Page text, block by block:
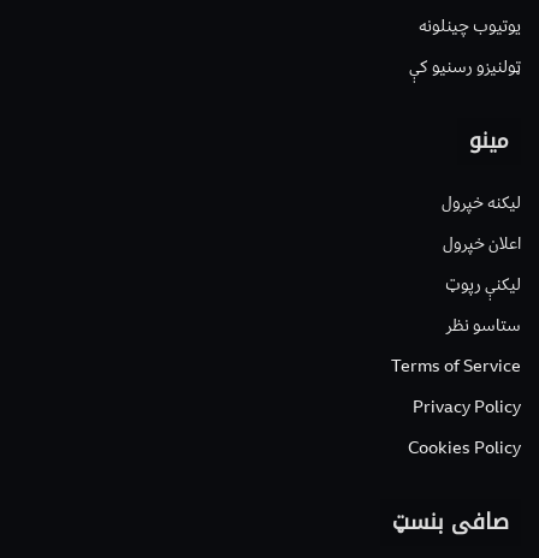
یوتیوب چینلونه
ټولنیزو رسنیو کې
مینو
لیکنه خپرول
اعلان خپرول
لیکنې رپوټ
ستاسو نظر
Terms of Service
Privacy Policy
Cookies Policy
صافی بنسټ